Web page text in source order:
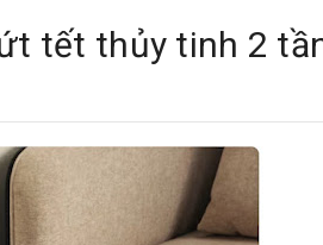
tết thủy tinh 2